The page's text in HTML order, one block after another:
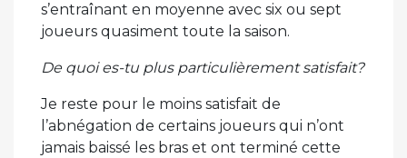
s’entraînant en moyenne avec six ou sept
joueurs quasiment toute la saison.
De quoi es-tu plus particulièrement satisfait?
Je reste pour le moins satisfait de
l’abnégation de certains joueurs qui n’ont
jamais baissé les bras et ont terminé cette